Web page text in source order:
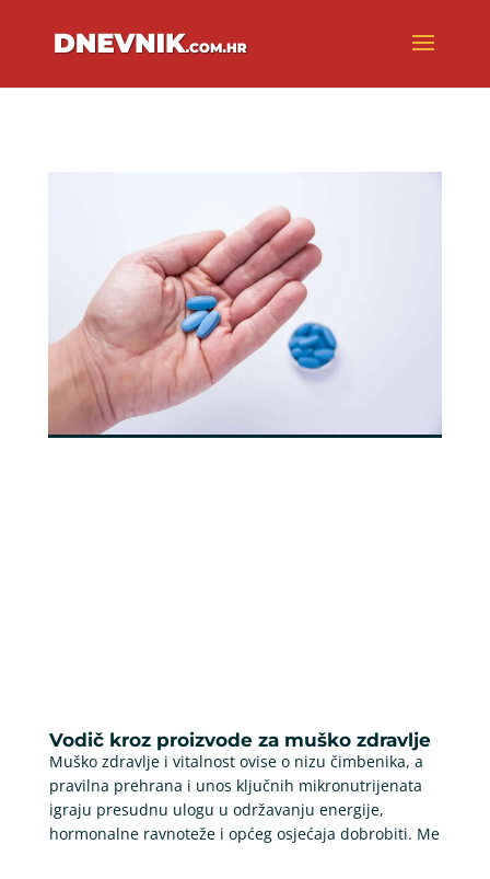
Vodič kroz proizvode za muško zdravlje
Muško zdravlje i vitalnost ovise o nizu čimbenika, a
pravilna prehrana i unos ključnih mikronutrijenata
igraju presudnu ulogu u održavanju energije,
hormonalne ravnoteže i općeg osjećaja dobrobiti. Me